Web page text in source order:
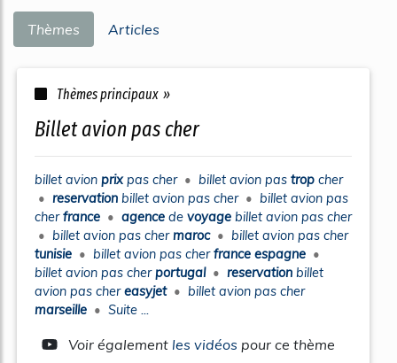
Thèmes Articles
Thèmes principaux »
billet avion pas cher
billet avion prixpas cher • billet avion pas trop cher
• reservation billet avion pas cher • billet avion pas
cherfrance • agence de voyage billet avion pas cher
• billet avion pas chermaroc • billet avion pas cher
tunisie • billet avion pas cherfrance espagne •
billet avion pas cherportugal • reservation billet
avion pas chereasyjet • billet avion pas cher
marseille • Suite ...
Voir également les vidéos pour ce thème